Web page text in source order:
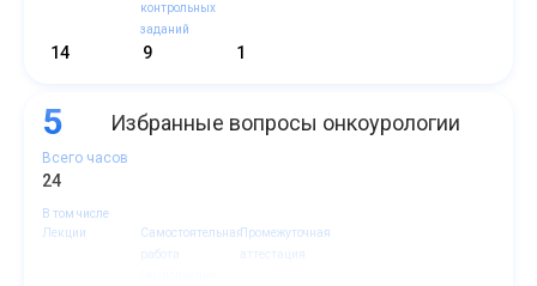
контрольных
заданий
14 9 1
5 Избранные вопросы онкоурологии
Всего часов
24
В том числе
Лекции
Самостоятельная
работа
Промежуточная
аттестация